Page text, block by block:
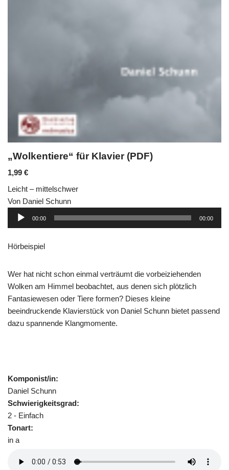
„Wolkentiere“ für Klavier (PDF)
1,99 €
Leicht – mittelschwer
Von Daniel Schunn
Audio-
00:00 00:00
Hörbeispiel
Wer hat nicht schon einmal verträumt die vorbeiziehenden
Wolken am Himmel beobachtet, aus denen sich plötzlich
Fantasiewesen oder Tiere formen? Dieses kleine
beeindruckende Klavierstück von Daniel Schunn bietet passend
dazu spannende Klangmomente.
Komponist/in:
Daniel Schunn
Schwierigkeitsgrad:
2 - Einfach
Tonart:
in a